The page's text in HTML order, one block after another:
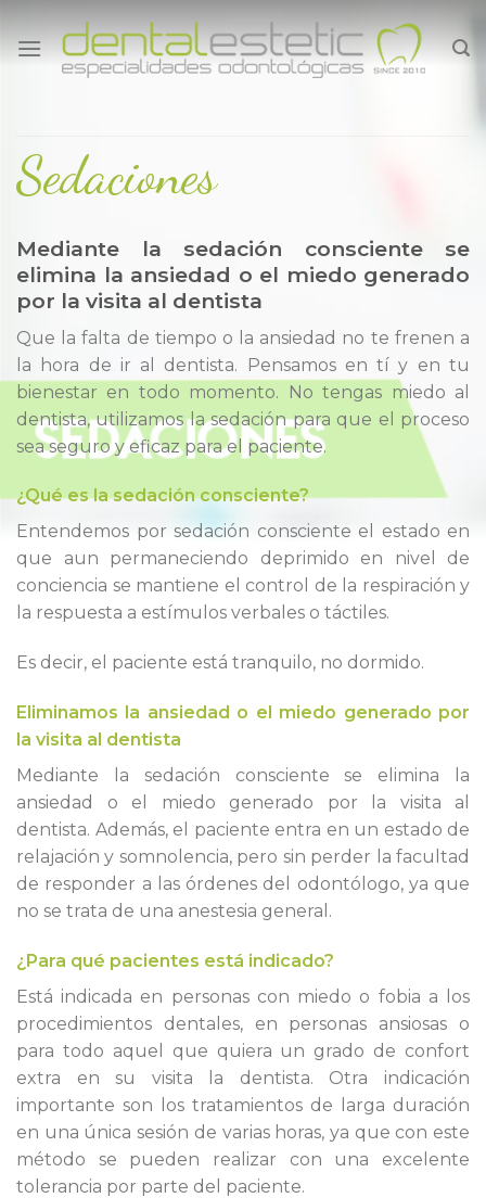
content
Sedaciones
Mediante la sedación consciente se
elimina la ansiedad o el miedo generado
por la visita al dentista
Que la falta de tiempo o la ansiedad no te frenen a
la hora de ir al dentista. Pensamos en tí y en tu
bienestar en todo momento. No tengas miedo al
dentista, utilizamos la sedación para que el proceso
sea seguro y eficaz para el paciente.
¿Qué es la sedación consciente?
Entendemos por sedación consciente el estado en
que aun permaneciendo deprimido en nivel de
conciencia se mantiene el control de la respiración y
la respuesta a estímulos verbales o táctiles.
Es decir, el paciente está tranquilo, no dormido.
Eliminamos la ansiedad o el miedo generado por
la visita al dentista
Mediante la sedación consciente se elimina la
ansiedad o el miedo generado por la visita al
dentista. Además, el paciente entra en un estado de
relajación y somnolencia, pero sin perder la facultad
de responder a las órdenes del odontólogo, ya que
no se trata de una anestesia general.
¿Para qué pacientes está indicado?
Está indicada en personas con miedo o fobia a los
procedimientos dentales, en personas ansiosas o
para todo aquel que quiera un grado de confort
extra en su visita la dentista. Otra indicación
importante son los tratamientos de larga duración
en una única sesión de varias horas, ya que con este
método se pueden realizar con una excelente
tolerancia por parte del paciente.